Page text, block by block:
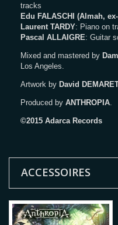
tracks
Edu FALASCHI (Almah,
Laurent TARDY: Piano on
Pascal ALLAIGRE: Guitar
Mixed and mastered by
Los Angeles.
Artwork by David
Produced by ANTHROPIA.
©2015 Adarca Records
ACCESSOIRES